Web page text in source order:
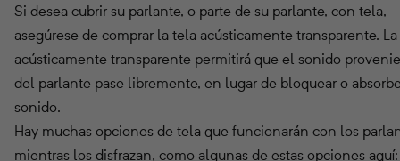
Si desea cubrir su parlante, o parte de su parlante, con tela,
asegúrese de comprar la tela acústicamente transparente.
acústicamente transparente permitirá que el sonido
del parlante pase libremente, en lugar de bloquear o
sonido.
Hay muchas opciones de tela que funcionarán con los
mientras los disfrazan, como algunas de estas opciones aquí: